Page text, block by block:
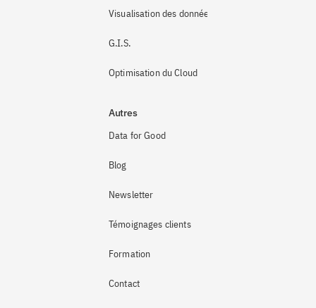
Visualisation des données
G.I.S.
Optimisation du Cloud
Autres
Data for Good
Blog
Newsletter
Témoignages clients
Formation
Contact